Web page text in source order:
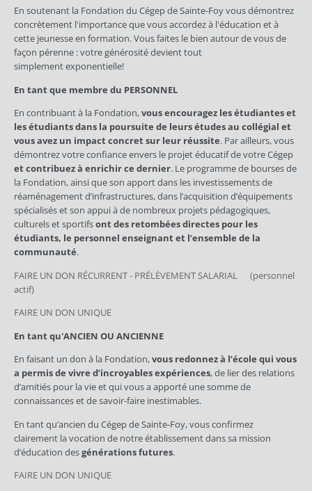
En soutenant la Fondation du Cégep de Sainte-Foy vous démontrez
concrètement l'importance que vous accordez à l'éducation et à
cette jeunesse en formation. Vous faites le bien autour de vous de
façon pérenne : votre générosité devient tout
simplement exponentielle!
En tant que membre du PERSONNEL
En contribuant à la Fondation,vous encouragez les étudiantes et
les étudiants dans la poursuite de leurs études au collégial et
vous avez un impact concret sur leur réussite. Par ailleurs, vous
démontrez votre confiance envers le projet éducatif de votre Cégep
et contribuez à enrichir ce dernier. Le programme de bourses de
la Fondation, ainsi que son apport dans les investissements de
réaménagement d’infrastructures, dans l’acquisition d’équipements
spécialisés et son appui à de nombreux projets pédagogiques,
culturels et sportifsont des retombées directes pour les
étudiants, le personnel enseignant et l’ensemble de la
communauté.
FAIRE UN DON RÉCURRENT - PRÉLÈVEMENT SALARIAL
(personnel
actif)
FAIRE UN DON UNIQUE
En tant qu'ANCIEN OU ANCIENNE
En faisant un don à la Fondation,vous redonnez à l’école qui vous
a permis de vivre d’incroyables expériences, de lier des relations
d’amitiés pour la vie et qui vous a apporté une somme de
connaissances et de savoir-faire inestimables.
En tant qu’ancien du Cégep de Sainte-Foy, vous confirmez
clairement la vocation de notre établissement dans sa mission
d’éducation desgénérations futures.
FAIRE UN DON UNIQUE